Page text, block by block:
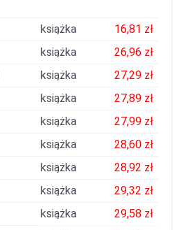
książka
16,81 zł
książka
26,96 zł
książka
27,29 zł
książka
27,89 zł
książka
27,99 zł
książka
28,60 zł
książka
28,92 zł
książka
29,32 zł
książka
29,58 zł